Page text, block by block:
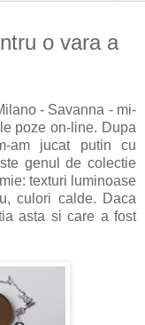
o vara a
- Savanna - mi-
poze on-line. Dupa
am jucat putin cu
genul de colectie
texturi luminoase
culori calde. Daca
asta si care a fost